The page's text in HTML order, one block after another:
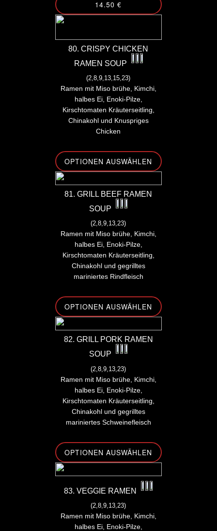
14.50 €
80. CRISPY CHICKEN
RAMEN SOUP
(2,8,9,13,15,23)
Ramen mit Miso brühe, Kimchi,
halbes Ei, Enoki-Pilze,
Kirschtomaten Kräuterseitling,
Chinakohl und Knuspriges
Chicken
OPTIONEN AUSWÄHLEN
81. GRILL BEEF RAMEN
SOUP
(2,8,9,13,23)
Ramen mit Miso brühe, Kimchi,
halbes Ei, Enoki-Pilze,
Kirschtomaten Kräuterseitling,
Chinakohl und gegrilltes
mariniertes Rindfleisch
OPTIONEN AUSWÄHLEN
82. GRILL PORK RAMEN
SOUP
(2,8,9,13,23)
Ramen mit Miso brühe, Kimchi,
halbes Ei, Enoki-Pilze,
Kirschtomaten Kräuterseitling,
Chinakohl und gegrilltes
mariniertes Schweinefleisch
OPTIONEN AUSWÄHLEN
83. VEGGIE RAMEN
(2,8,9,13,23)
Ramen mit Miso brühe, Kimchi,
halbes Ei, Enoki-Pilze,